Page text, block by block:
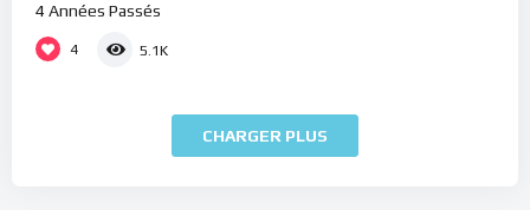
4 Années Passés
4 5.1K
CHARGER PLUS